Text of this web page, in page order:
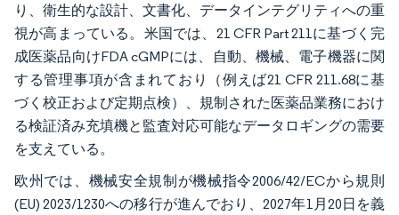
り、衛生的な設計、文書化、データインテグリティへの重
視が高まっている。米国では、21 CFR Part 211に基づく完
成医薬品向けFDA cGMPには、自動、機械、電子機器に関
する管理事項が含まれており（例えば21 CFR 211.68に基
づく校正および定期点検）、規制された医薬品業務におけ
る検証済み充填機と監査対応可能なデータロギングの需要
を支えている。
欧州では、機械安全規制が機械指令2006/42/ECから規則
(EU) 2023/1230への移行が進んでおり、2027年1月20日を義